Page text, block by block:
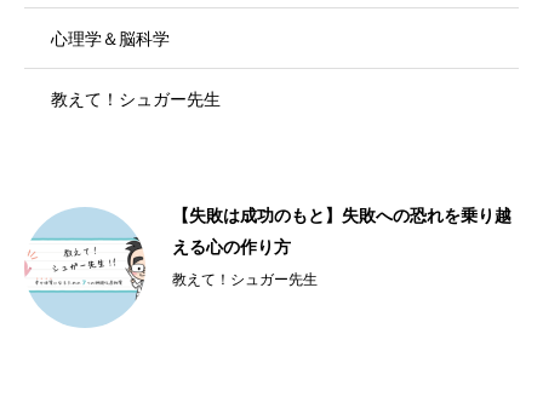
心理学＆脳科学
教えて！シュガー先生
【失敗は成功のもと】失敗への恐れを乗り越
える心の作り方
教えて！シュガー先生